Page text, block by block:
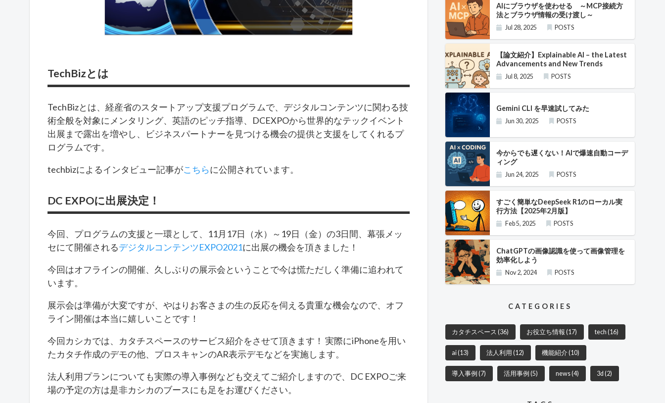
TechBizとは
TechBizとは、経産省のスタートアップ支援プログラムで、デジタルコンテンツに関わる技
術全般を対象にメンタリング、英語のピッチ指導、DCEXPOから世界的なテックイベント
出展まで露出を増やし、ビジネスパートナーを見つける機会の提供と支援をしてくれるプ
ログラムです。
techbizによるインタビュー記事がこちらに公開されています。
DC EXPOに出展決定！
今回、プログラムの支援と一環として、11月17日（水）～19日（金）の3日間、幕張メッ
セにて開催されるデジタルコンテンツEXPO2021に出展の機会を頂きました！
今回はオフラインの開催、久しぶりの展示会ということで今は慌ただしく準備に追われて
います。
展示会は準備が大変ですが、やはりお客さまの生の反応を伺える貴重な機会なので、オフ
ライン開催は本当に嬉しいことです！
今回カシカでは、カタチスペースのサービス紹介をさせて頂きます！ 実際にiPhoneを用い
たカタチ作成のデモの他、プロスキャンのAR表示デモなどを実施します。
法人利用プランについても実際の導入事例なども交えてご紹介しますので、DC EXPOご来
場の予定の方は是非カシカのブースにも足をお運びください。
AIにブラウザを使わせる ～MCP接続方
法とブラウザ情報の受け渡し～
Jul 28, 2025 POSTS
【論文紹介】Explainable AI – the Latest
Advancements and New Trends
Jul 8, 2025 POSTS
Gemini CLI を早速試してみた
Jun 30, 2025 POSTS
今からでも遅くない！AIで爆速自動コーデ
ィング
Jun 24, 2025 POSTS
すごく簡単なDeepSeek R1のローカル実
行方法【2025年2月版】
Feb 5, 2025 POSTS
ChatGPTの画像認識を使って画像管理を
効率化しよう
Nov 2, 2024 POSTS
CATEGORIES
カタチスペース(36) お役立ち情報(17) tech(16)
ai(13) 法人利用(12) 機能紹介(10)
導入事例(7) 活用事例(5) news(4) 3d(2)